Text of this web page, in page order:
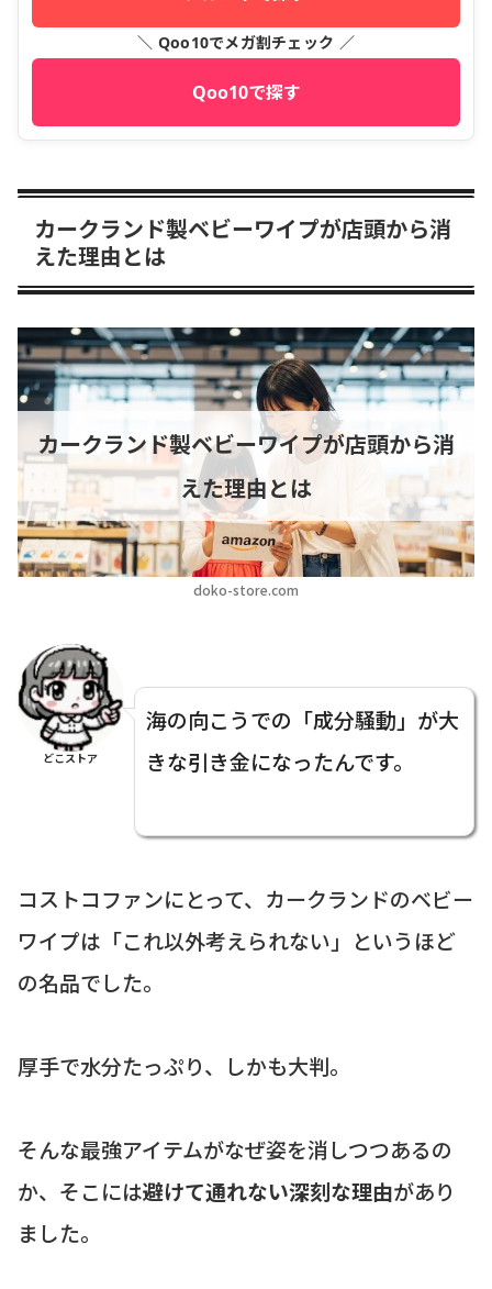
＼ Qoo10でメガ割チェック ／
Qoo10で探す
カークランド製ベビーワイプが店頭から消
えた理由とは
doko-store.com
カークランド製ベビーワイプが店頭から消
えた理由とは
どこストア
海の向こうでの「成分騒動」が大
きな引き金になったんです。
コストコファンにとって、カークランドのベビー
ワイプは「これ以外考えられない」というほど
の名品でした。
厚手で水分たっぷり、しかも大判。
そんな最強アイテムがなぜ姿を消しつつあるの
か、そこには避けて通れない深刻な理由があり
ました。